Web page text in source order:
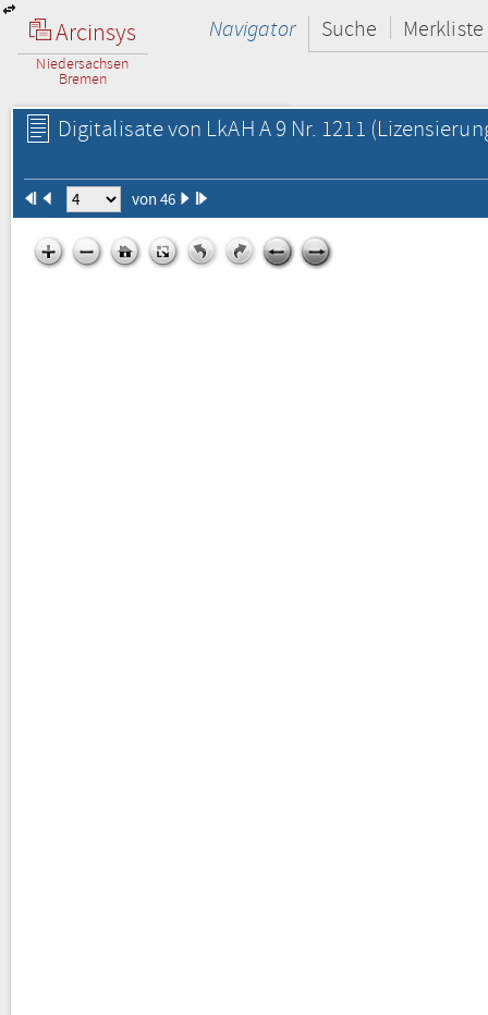
Arcinsys
Niedersachsen
Bremen
Navigator Suche Merkliste
Digitalisate von LkAH A 9 Nr. 1211
von 46